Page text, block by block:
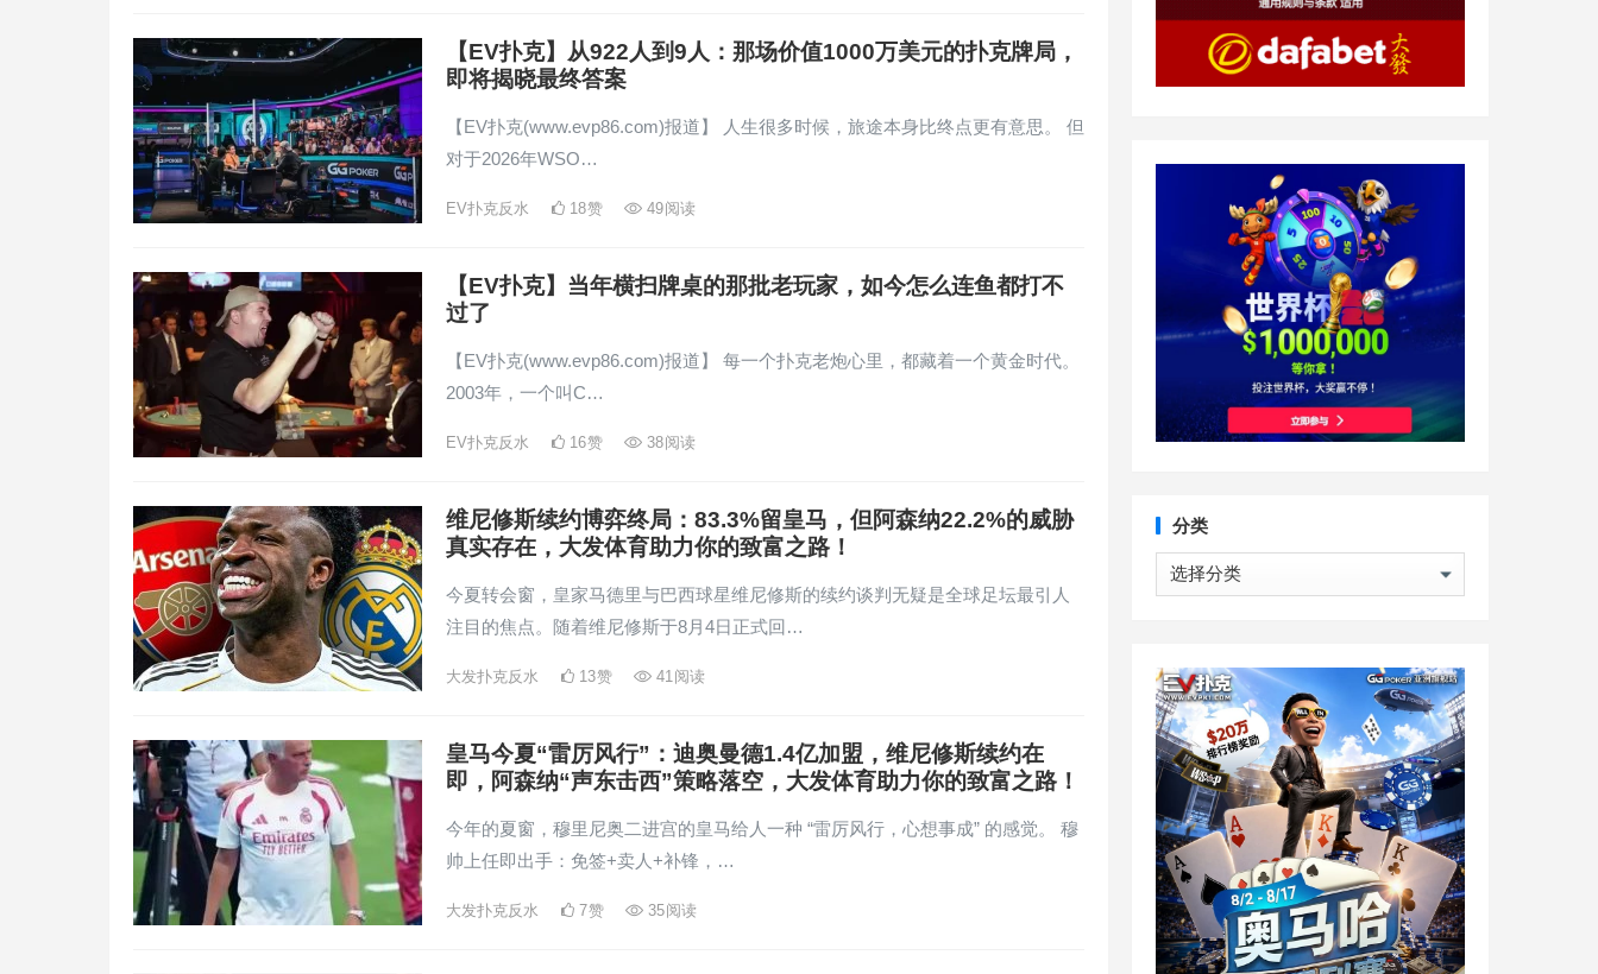
【EV扑克】从922人到9人：那场价值1000万美元的扑克牌局，
即将揭晓最终答案
【EV扑克(www.evp86.com)报道】 人生很多时候，旅途本身比终点更有意思。 但
对于2026年WSO…
EV扑克反水 18赞 49阅读
【EV扑克】当年横扫牌桌的那批老玩家，如今怎么连鱼都打不
过了
【EV扑克(www.evp86.com)报道】 每一个扑克老炮心里，都藏着一个黄金时代。
2003年，一个叫C…
EV扑克反水 16赞 38阅读
维尼修斯续约博弈终局：83.3%留皇马，但阿森纳22.2%的威胁
真实存在，大发体育助力你的致富之路！
今夏转会窗，皇家马德里与巴西球星维尼修斯的续约谈判无疑是全球足坛最引人
注目的焦点。随着维尼修斯于8月4日正式回…
大发扑克反水 13赞 41阅读
皇马今夏“雷厉风行”：迪奥曼德1.4亿加盟，维尼修斯续约在
即，阿森纳“声东击西”策略落空，大发体育助力你的致富之路！
今年的夏窗，穆里尼奥二进宫的皇马给人一种 “雷厉风行，心想事成” 的感觉。 穆
帅上任即出手：免签+卖人+补锋，…
大发扑克反水 7赞 35阅读
分类
分
类